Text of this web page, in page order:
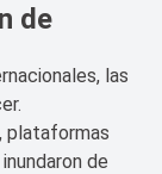
de
las
plataformas
de